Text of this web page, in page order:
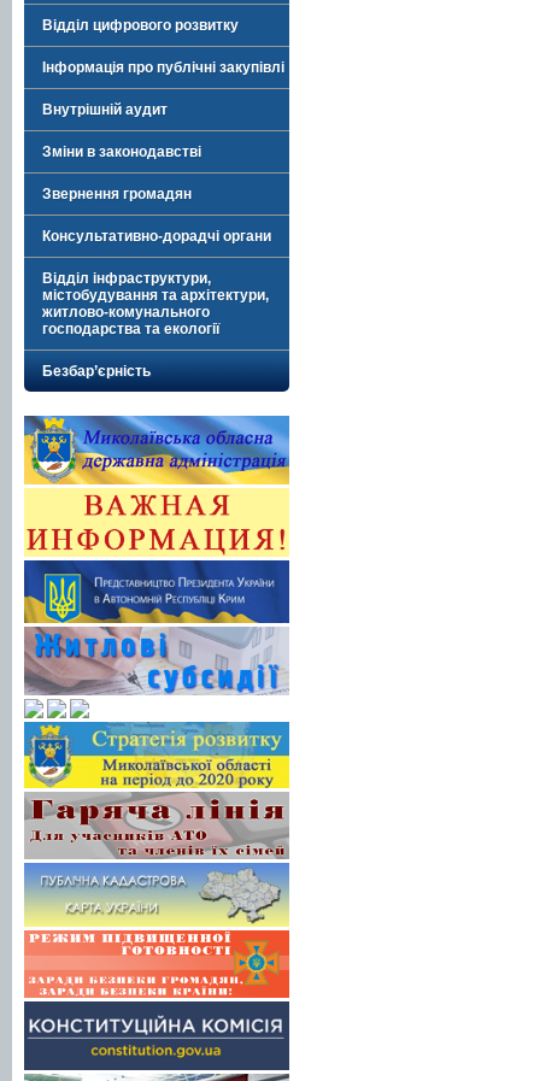
Відділ цифрового розвитку
Інформація про публічні закупівлі
Внутрішній аудит
Зміни в законодавстві
Звернення громадян
Консультативно-дорадчі органи
Відділ інфраструктури,
містобудування та архітектури,
житлово-комунального
господарства та екології
Безбар’єрність